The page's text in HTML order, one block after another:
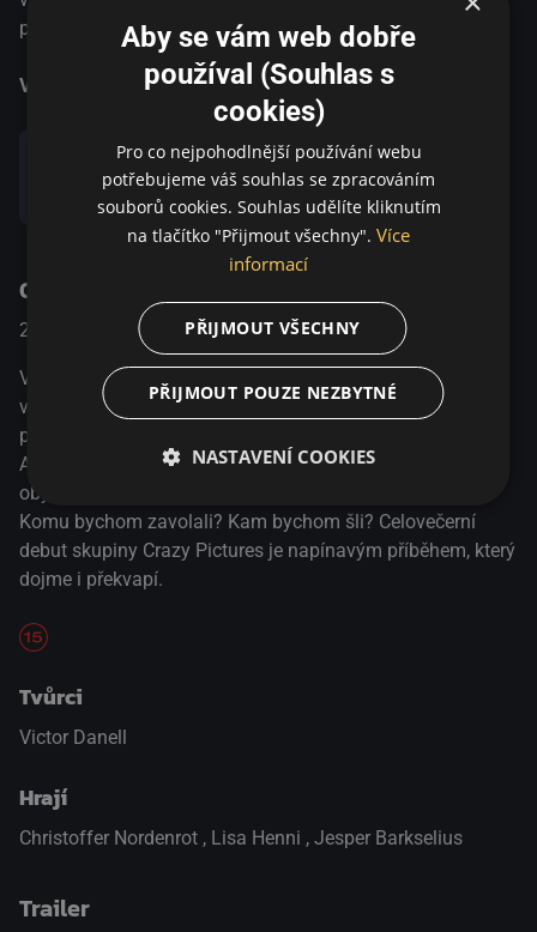
přežití, on se musí smířit se svým otcem i láskou z mládí
Annou. Nepředstavitelné je vzrušující thriller o tom, jak by
obyčejní lidé jako myreagovali, kdyby došlo na nejhorší.
Komu bychom zavolali? Kam bychom šli? Celovečerní
debut skupiny Crazy Pictures je napínavým příběhem, který
dojme i překvapí.
Více informací
O pořadu
2018 Sweden Akční / Romantický / Sci-Fi
V době, kdy Švédsko čelí záhadnému útoku, je Alex nucen
vrátit se do jeho rodné vesnice. Zatímco všichni bojují o
přežití, on se musí smířit se svým otcem i láskou z mládí
Annou. Nepředstavitelné je vzrušující thriller o tom, jak by
obyčejní lidé jako myreagovali, kdyby došlo na nejhorší.
Komu bychom zavolali? Kam bychom šli? Celovečerní
debut skupiny Crazy Pictures je napínavým příběhem, který
dojme i překvapí.
Tvůrci
Victor Danell
Hrají
Christoffer Nordenrot , Lisa Henni , Jesper Barkselius
Trailer
Aby se vám web dobře
používal (Souhlas s
cookies)
Pro co nejpohodlnější používání webu
potřebujeme váš souhlas se zpracováním
souborů cookies. Souhlas udělíte kliknutím
na tlačítko "Přijmout všechny". Více
informací
PŘIJMOUT VŠECHNY
PŘIJMOUT POUZE NEZBYTNÉ
NASTAVENÍ COOKIES